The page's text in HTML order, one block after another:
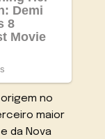
no
maior
da Nova